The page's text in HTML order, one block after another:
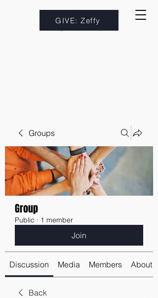
GIVE: Zeffy
Groups
Group
Public · 1 member
Join
Discussion Media Members About
Back